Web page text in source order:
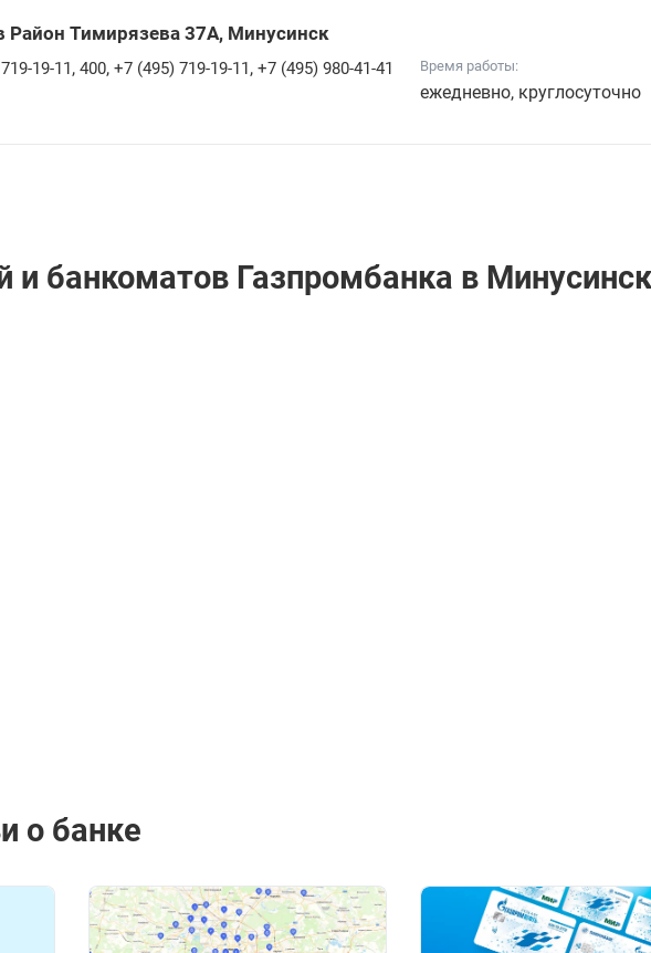
Район Тимирязева 37А, Минусинск
19-11, 400, +7 (495) 719-19-11, +7 (495) 980-41-41 Время работы:
ежедневно, круглосуточно
и банкоматов Газпромбанкa в
о банке